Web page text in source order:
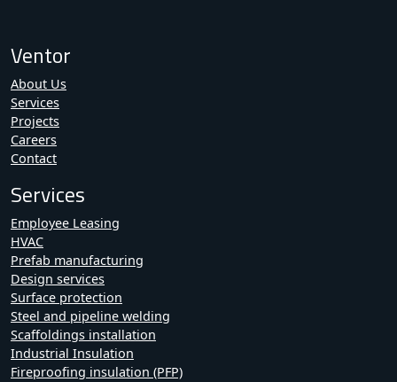
Ventor
About Us
Services
Projects
Careers
Contact
Services
Employee Leasing
HVAC
Prefab manufacturing
Design services
Surface protection
Steel and pipeline welding
Scaffoldings installation
Industrial Insulation
Fireproofing insulation (PFP)